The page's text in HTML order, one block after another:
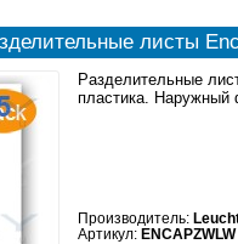
листы
Разделительные
пластика. Наружный
Производитель:
Артикул: ENCAPZWLW